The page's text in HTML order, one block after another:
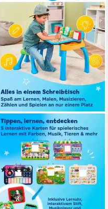
VTECH®
Spieltisch 6-in-1 Magischer
Schreibtisch, mit Licht und
Sound
(11)
63,95 € UVP74,99 €
-15%
lieferbar - in 2-4 Werktagen bei dir